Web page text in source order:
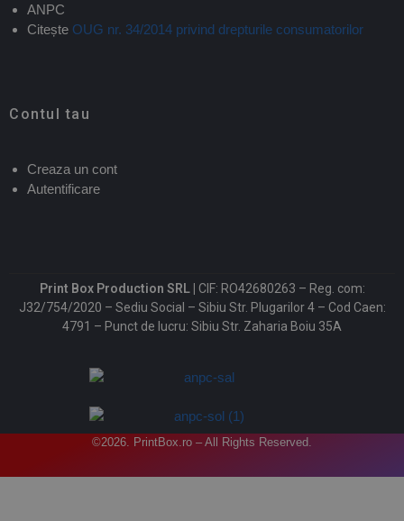
ANPC
Citește OUG nr. 34/2014 privind drepturile consumatorilor
Contul tau
Creaza un cont
Autentificare
Print Box Production SRL | CIF: RO42680263 – Reg. com:
J32/754/2020 – Sediu Social – Sibiu Str. Plugarilor 4 – Cod Caen:
4791 – Punct de lucru: Sibiu Str. Zaharia Boiu 35A
©2026. PrintBox.ro – All Rights Reserved.